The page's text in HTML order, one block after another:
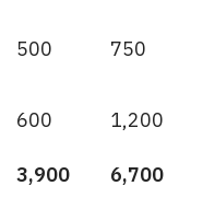
500 750
600 1,200
3,900 6,700